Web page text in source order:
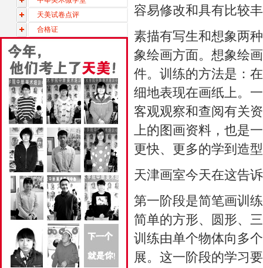
天美试卷点评
合格证
容易修改和具有比较
素描有写生和想象两
象绘画方面。想象绘
件。训练的方法是：
细地表现在画纸上。
客观观察和查阅有关
上的图画资料，也是
更快、更多的学到造
天津画室今天在这告
第一阶段是简笔画训
简单的方形、圆形、
训练由单个物体向多
展。这一阶段的学习